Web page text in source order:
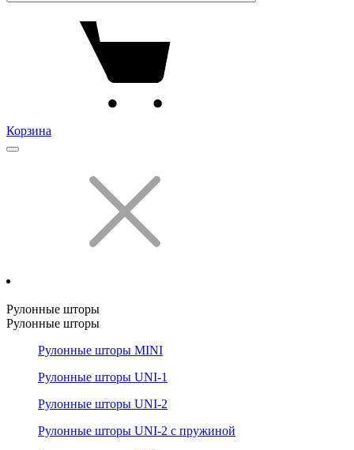
Корзина
Рулонные шторы
Рулонные шторы
Рулонные шторы MINI
Рулонные шторы UNI-1
Рулонные шторы UNI-2
Рулонные шторы UNI-2 с пружиной